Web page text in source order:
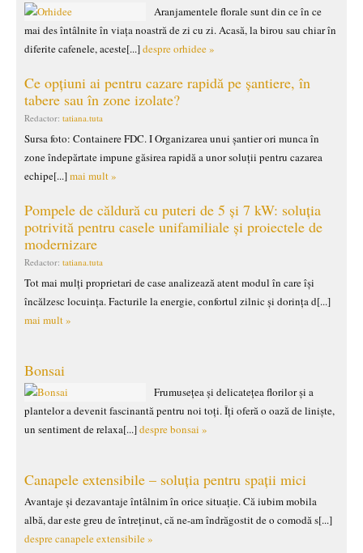
Aranjamentele florale sunt din ce în ce
mai des întâlnite în viața noastră de zi cu zi. Acasă, la birou sau chiar în
diferite cafenele, aceste[...]despre orhidee »
Ce opțiuni ai pentru cazare rapidă pe șantiere, în
tabere sau în zone izolate?
Redactor: tatiana.tuta
Sursa foto: Containere FDC. I Organizarea unui șantier ori munca în
zone îndepărtate impune găsirea rapidă a unor soluții pentru cazarea
echipe[...]mai mult »
Pompele de căldură cu puteri de 5 și 7 kW: soluția
potrivită pentru casele unifamiliale și proiectele de
modernizare
Redactor: tatiana.tuta
Tot mai mulți proprietari de case analizează atent modul în care își
încălzesc locuința. Facturile la energie, confortul zilnic și dorința d[...]
mai mult »
Bonsai
Frumusețea și delicatețea florilor și a
plantelor a devenit fascinantă pentru noi toți. Îți oferă o oază de liniște,
un sentiment de relaxa[...]despre bonsai »
Canapele extensibile – soluția pentru spații mici
Avantaje și dezavantaje întâlnim în orice situație. Că iubim mobila
albă, dar este greu de întreținut, că ne-am îndrăgostit de o comodă s[...]
despre canapele extensibile »